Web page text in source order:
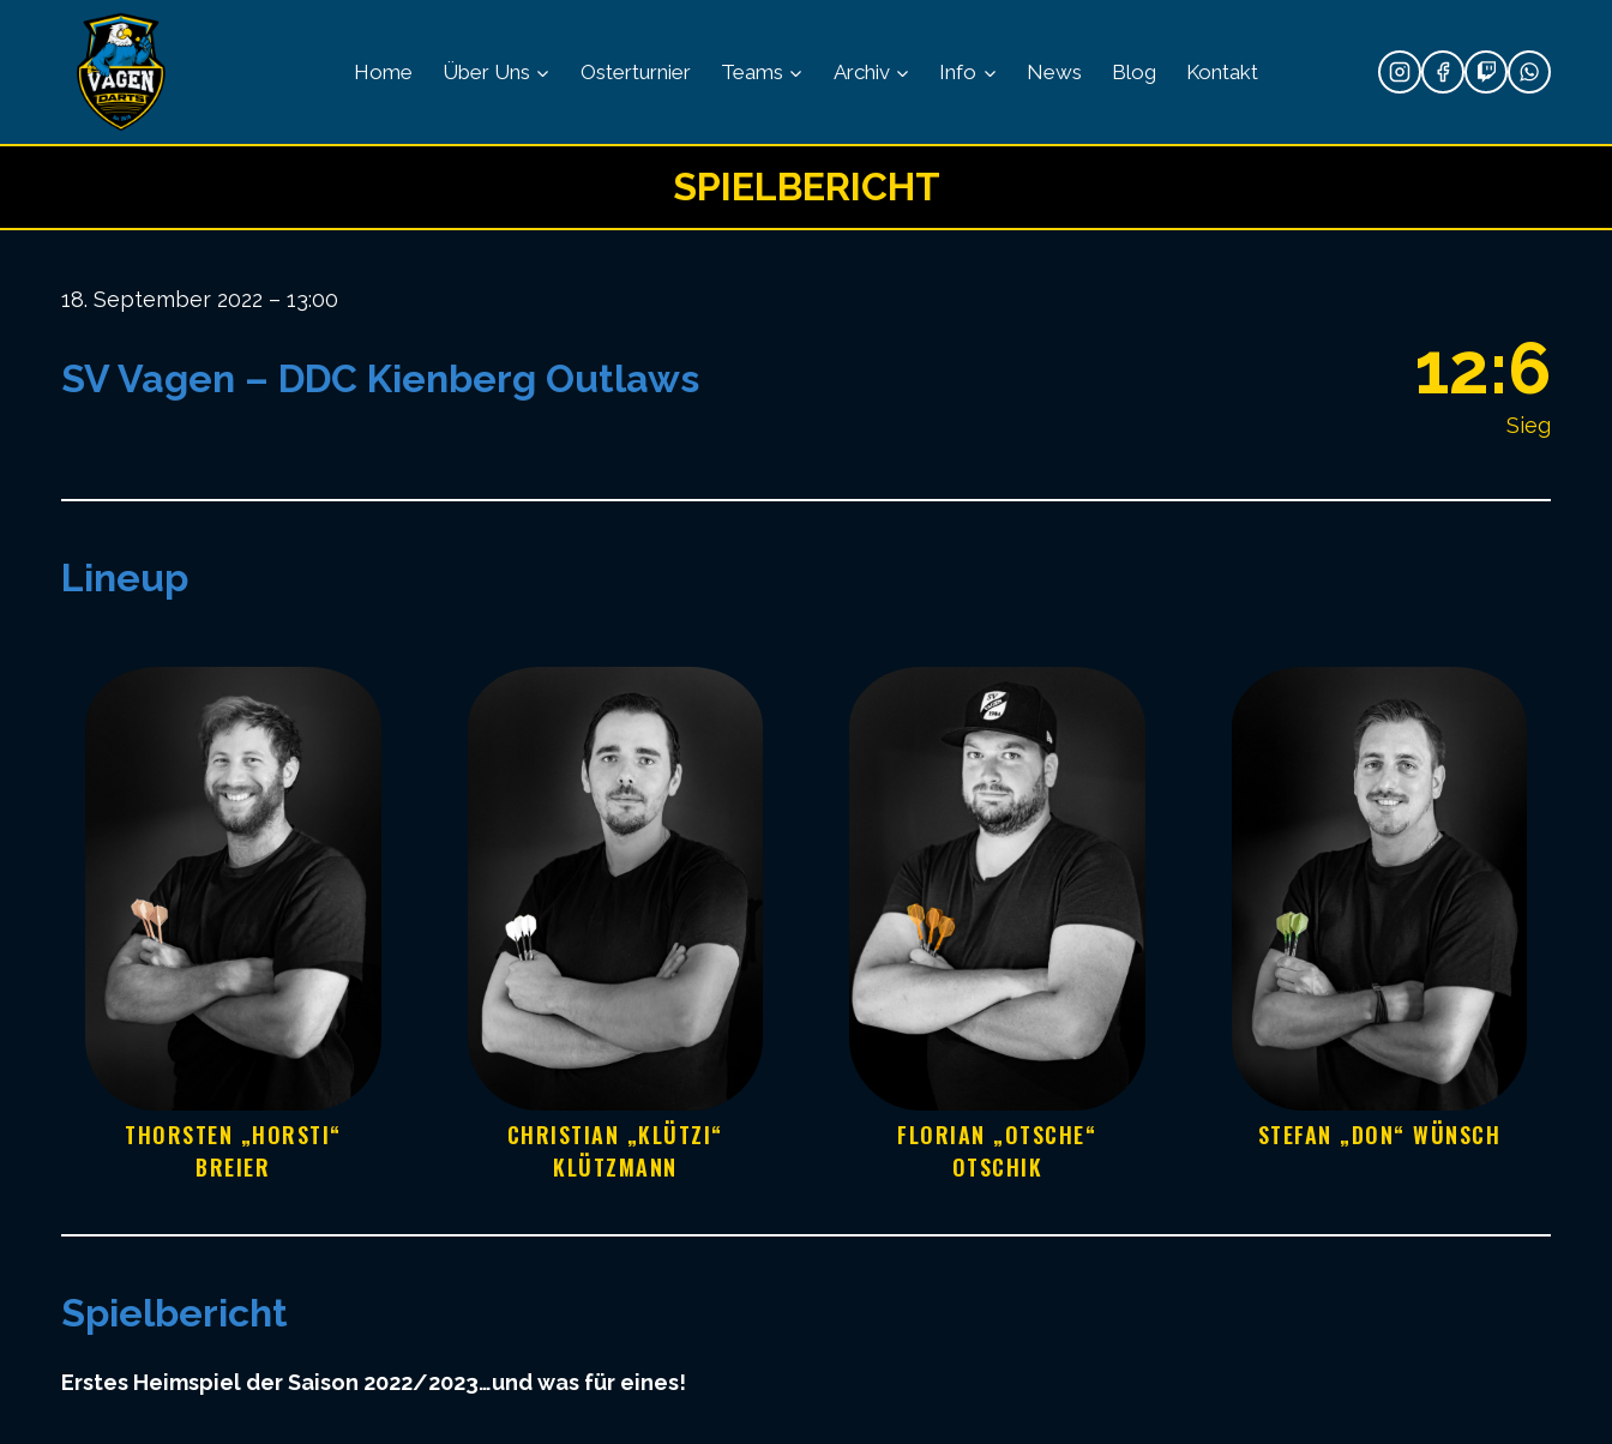
springen
Home Über Uns Osterturnier Teams Archiv Info News Blog Kontakt
SPIELBERICHT
18. September 2022 – 13:00
SV Vagen – DDC Kienberg Outlaws 12:6
Sieg
Lineup
THORSTEN „HORSTI“
BREIER
CHRISTIAN „KLÜTZI“
KLÜTZMANN
FLORIAN „OTSCHE“
OTSCHIK
STEFAN „DON“ WÜNSCH
Spielbericht
Erstes Heimspiel der Saison 2022/2023…und was für eines!